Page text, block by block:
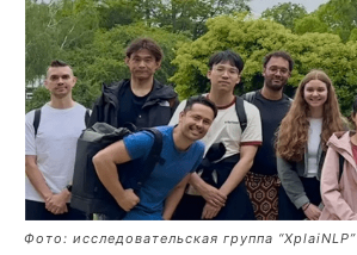
Фото: исследовательская группа “XplaiNLP”